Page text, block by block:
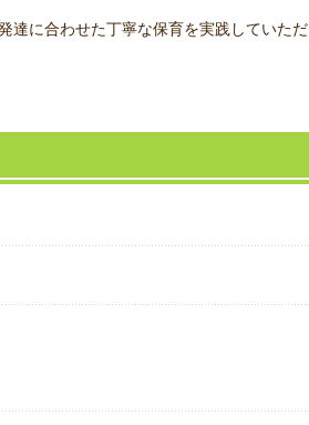
達に合わせた丁寧な保育を実践していた